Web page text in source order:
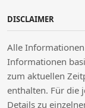
DISCLAIMER
Alle
Informationen
zum aktuellen
enthalten. Für die
Details zu